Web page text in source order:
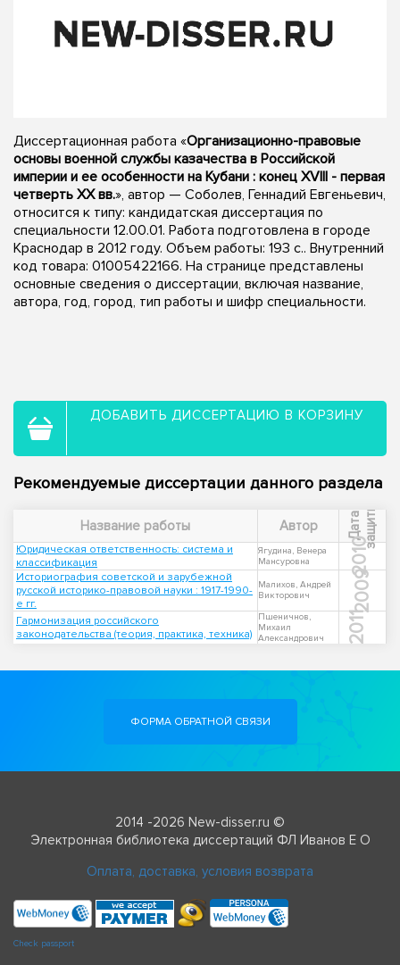
Диссертационная работа «Организационно-правовые
основы военной службы казачества в Российской
империи и ее особенности на Кубани : конец XVIII - первая
четверть XX вв.», автор — Соболев, Геннадий Евгеньевич,
относится к типу: кандидатская диссертация по
специальности 12.00.01. Работа подготовлена в городе
Краснодар в 2012 году. Объем работы: 193 с.. Внутренний
код товара: 01005422166. На странице представлены
основные сведения о диссертации, включая название,
автора, год, город, тип работы и шифр специальности.
ДОБАВИТЬ ДИССЕРТАЦИЮ В КОРЗИНУ
Рекомендуемые диссертации данного раздела
Название работы Автор Д
а
т
а
з
а
щ
и
ты
Юридическая ответственность: система и
классификация
Ягудина, Венера
Мансуровна
2010
Историография советской и зарубежной
русской историко-правовой науки : 1917-1990-
е гг.
Малихов, Андрей
Викторович
2009
Гармонизация российского
законодательства (теория, практика, техника)
Пшеничнов,
Михаил
Александрович
2011
ФОРМА ОБРАТНОЙ СВЯЗИ
2014 -2026 New-disser.ru ©
Электронная библиотека диссертаций ФЛ Иванов Е О
Оплата, доставка, условия возврата
Check passport